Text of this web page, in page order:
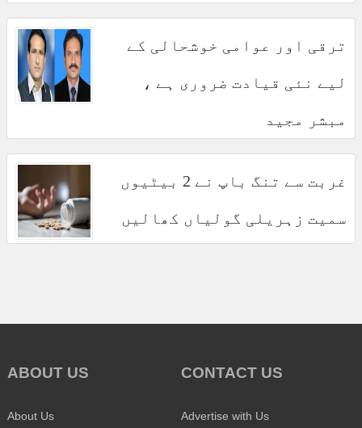
ترقی اور عوامی خوشحالی کے
لیے نئی قیادت ضروری ہے ،
مبشر مجید
غربت سے تنگ باپ نے 2 بیٹیوں
سمیت زہریلی گولیاں کھالیں
ABOUT US
About Us
CONTACT US
Advertise with Us